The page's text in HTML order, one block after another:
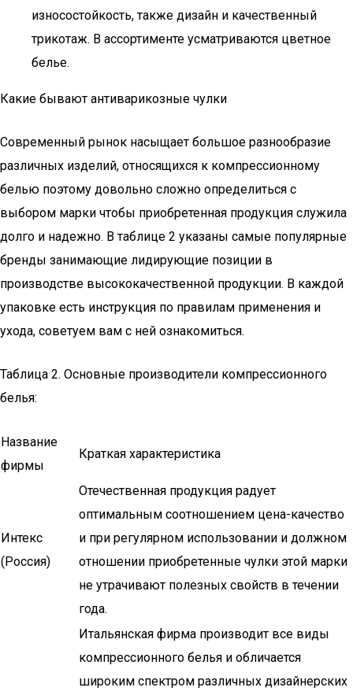
износостойкость, также дизайн и качественный
трикотаж. В ассортименте усматриваются цветное
белье.
Какие бывают антиварикозные чулки
Современный рынок насыщает большое разнообразие
различных изделий, относящихся к компрессионному
белью поэтому довольно сложно определиться с
выбором марки чтобы приобретенная продукция служила
долго и надежно. В таблице 2 указаны самые популярные
бренды занимающие лидирующие позиции в
производстве высококачественной продукции. В каждой
упаковке есть инструкция по правилам применения и
ухода, советуем вам с ней ознакомиться.
Таблица 2. Основные производители компрессионного
белья:
Название
фирмы
Краткая характеристика
Интекс
(Россия)
Отечественная продукция радует
оптимальным соотношением цена-качество
и при регулярном использовании и должном
отношении приобретенные чулки этой марки
не утрачивают полезных свойств в течении
года.
Итальянская фирма производит все виды
компрессионного белья и обличается
широким спектром различных дизайнерских